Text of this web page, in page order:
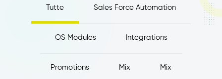
Tutte Sales Force Automation
OS Modules Integrations
Promotions Mix Mix